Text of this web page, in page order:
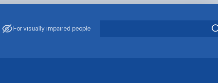
For visually impaired people